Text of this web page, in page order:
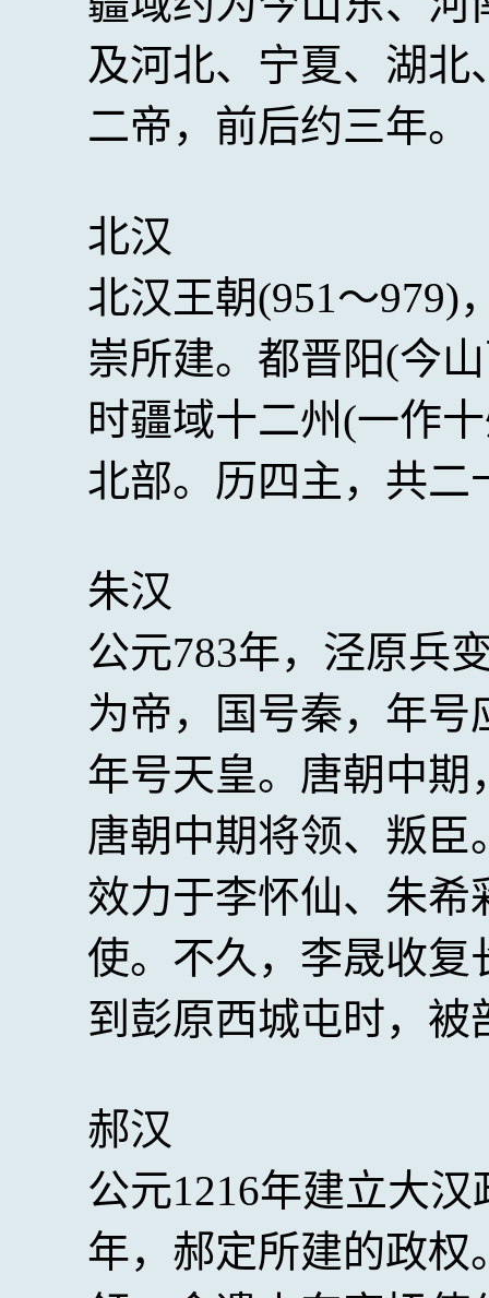
及河北、宁夏、湖
二帝，前后约三年。
北汉
北汉王朝(951～979)
崇所建。都晋阳(今
时疆域十二州(一作
北部。历四主，共二
朱汉
公元783年，泾原兵
为帝，国号秦，年
年号天皇。唐朝中
唐朝中期将领、叛
效力于李怀仙、朱
使。不久，李晟收
到彭原西城屯时，被
郝汉
公元1216年建立大
年，郝定所建的政